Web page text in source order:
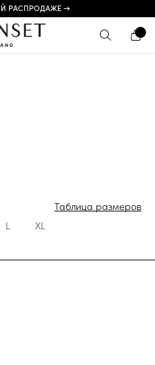
РАСПРОДАЖЕ →
Таблица размеров
L XL